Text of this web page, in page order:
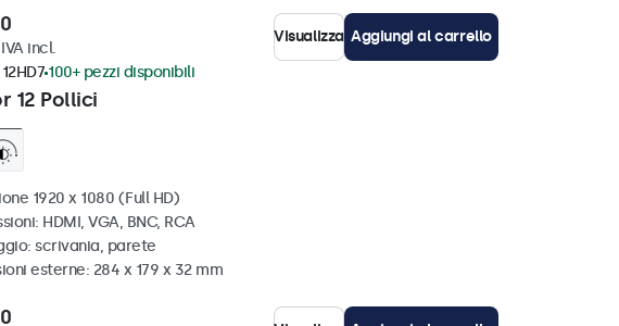
incl.
Visualizza Aggiungi al carrello
12 Pollici
12HD7 100+ pezzi disponibili
1920 x 1080 (Full HD)
HDMI, VGA, BNC, RCA
scrivania, parete
esterne: 284 x 179 x 32 mm